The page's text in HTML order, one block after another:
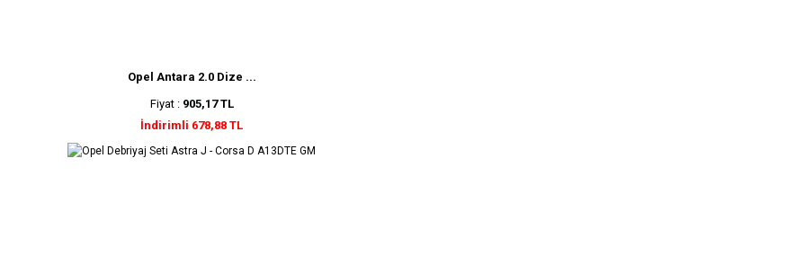
Opel Antara 2.0 Dize ...
Fiyat : 905,17 TL
İndirimli 678,88 TL